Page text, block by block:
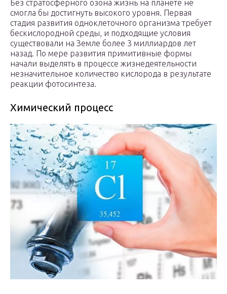
Без стратосферного озона жизнь на планете не
смогла бы достигнуть высокого уровня. Первая
стадия развития одноклеточного организма требует
бескислородной среды, и подходящие условия
существовали на Земле более 3 миллиардов лет
назад. По мере развития примитивные формы
начали выделять в процессе жизнедеятельности
незначительное количество кислорода в результате
реакции фотосинтеза.
Химический процесс